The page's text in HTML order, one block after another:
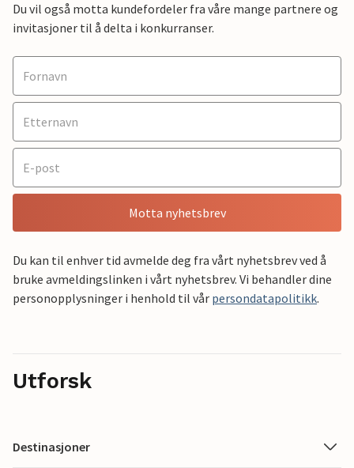
Du vil også motta kundefordeler fra våre mange partnere og
invitasjoner til å delta i konkurranser.
Motta nyhetsbrev
Du kan til enhver tid avmelde deg fra vårt nyhetsbrev ved å
bruke avmeldingslinken i vårt nyhetsbrev. Vi behandler dine
personopplysninger i henhold til vår persondatapolitikk.
Utforsk
Destinasjoner